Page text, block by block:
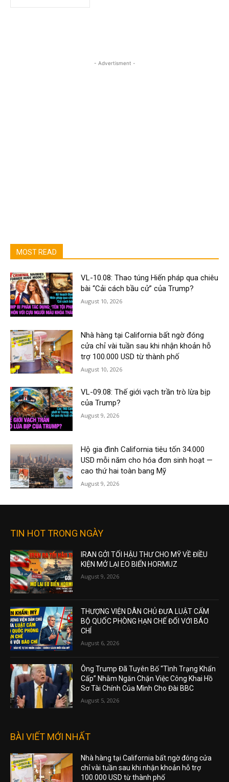
- Advertisment -
MOST READ
VL-10.08: Thao túng Hiến pháp qua chiêu
bài “Cải cách bầu cử” của Trump?
August 10, 2026
Nhà hàng tại California bất ngờ đóng
cửa chỉ vài tuần sau khi nhận khoản hỗ
trợ 100.000 USD từ thành phố
August 10, 2026
VL-09.08: Thế giới vạch trần trò lừa bịp
của Trump?
August 9, 2026
Hộ gia đình California tiêu tốn 34.000
USD mỗi năm cho hóa đơn sinh hoạt —
cao thứ hai toàn bang Mỹ
August 9, 2026
TIN HOT TRONG NGÀY
IRAN GỞI TỐI HẬU THƯ CHO MỸ VỀ ĐIỀU
KIỆN MỞ LẠI EO BIỂN HORMUZ
August 9, 2026
THƯỢNG VIỆN DÂN CHỦ ĐƯA LUẬT CẤM
BỘ QUỐC PHÒNG HẠN CHẾ ĐỐI VỚI BÁO
CHÍ
August 6, 2026
Ông Trump Đã Tuyên Bố “Tình Trạng Khẩn
Cấp” Nhằm Ngăn Chặn Việc Công Khai Hồ
Sơ Tài Chính Của Mình Cho Đài BBC
August 5, 2026
BÀI VIẾT MỚI NHẤT
Nhà hàng tại California bất ngờ đóng cửa
chỉ vài tuần sau khi nhận khoản hỗ trợ
100.000 USD từ thành phố